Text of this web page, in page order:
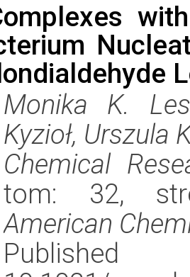
Monika K.
Kyzioł, Urszula
Chemical
tom: 32,
American
Published